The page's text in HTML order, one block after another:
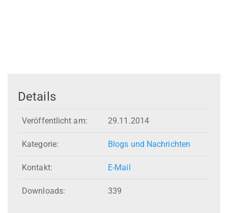
Details
Veröffentlicht am: 29.11.2014
Kategorie: Blogs und Nachrichten
Kontakt: E-Mail
Downloads: 339